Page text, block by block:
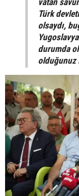
vatan
Türk
olsaydı,
durumda
olduğunuz